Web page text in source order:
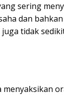
sering
dan
tidak
menyaksikan